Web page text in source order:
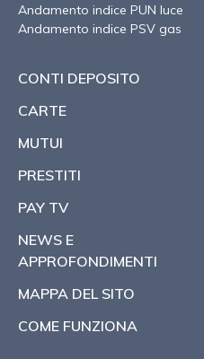
Andamento indice PUN luce
Andamento indice PSV gas
CONTI DEPOSITO
CARTE
MUTUI
PRESTITI
PAY TV
NEWS E
APPROFONDIMENTI
MAPPA DEL SITO
COME FUNZIONA